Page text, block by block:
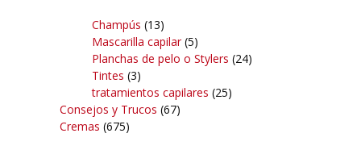
Champús (13)
Mascarilla capilar(5)
Planchas de pelo o Stylers (24)
Tintes (3)
tratamientos capilares (25)
Consejos y Trucos (67)
Cremas (675)